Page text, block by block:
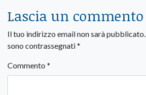
Lascia un commento
Il tuo indirizzo email non sarà pubblicato.
sono contrassegnati*
Commento *